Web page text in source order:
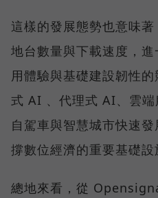
這樣的發展態勢也意味
地台數量與下載速度，
用體驗與基礎建設韌性
式 AI 、代理式 AI、雲端
自駕車與智慧城市快速
撐數位經濟的重要基礎設
總地來看，從